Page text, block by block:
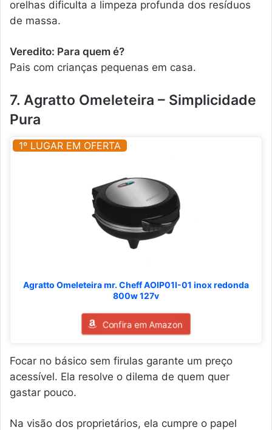
orelhas dificulta a limpeza profunda dos resíduos
de massa.
Veredito: Para quem é?
Pais com crianças pequenas em casa.
7. Agratto Omeleteira – Simplicidade
Pura
1º LUGAR EM OFERTA
Agratto Omeleteira mr. Cheff AOIP01I-01 inox redonda
800w 127v
Confira em Amazon
Focar no básico sem firulas garante um preço
acessível. Ela resolve o dilema de quem quer
gastar pouco.
Na visão dos proprietários, ela cumpre o papel